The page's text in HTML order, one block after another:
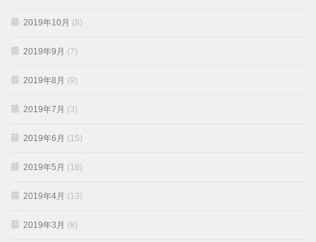
2019年10月 (8)
2019年9月 (7)
2019年8月 (9)
2019年7月 (3)
2019年6月 (15)
2019年5月 (18)
2019年4月 (13)
2019年3月 (8)